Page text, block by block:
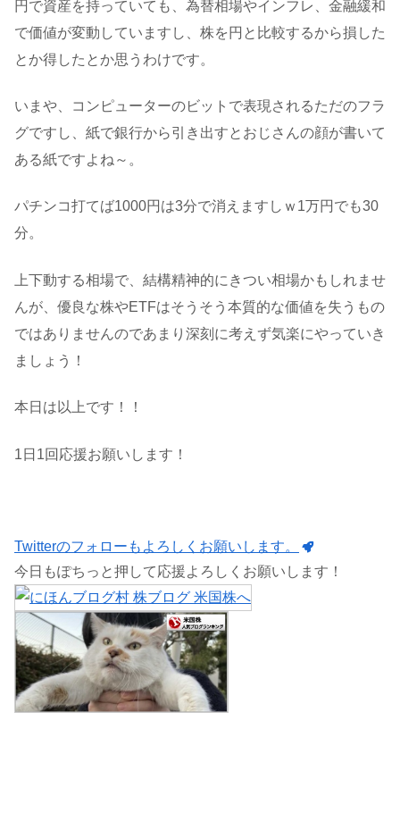
円で資産を持っていても、為替相場やインフレ、金融緩和
で価値が変動していますし、株を円と比較するから損した
とか得したとか思うわけです。
いまや、コンピューターのビットで表現されるただのフラ
グですし、紙で銀行から引き出すとおじさんの顔が書いて
ある紙ですよね～。
パチンコ打てば1000円は3分で消えますしｗ1万円でも30
分。
上下動する相場で、結構精神的にきつい相場かもしれませ
んが、優良な株やETFはそうそう本質的な価値を失うもの
ではありませんのであまり深刻に考えず気楽にやっていき
ましょう！
本日は以上です！！
1日1回応援お願いします！
Twitterのフォローもよろしくお願いします。
今日もぽちっと押して応援よろしくお願いします！